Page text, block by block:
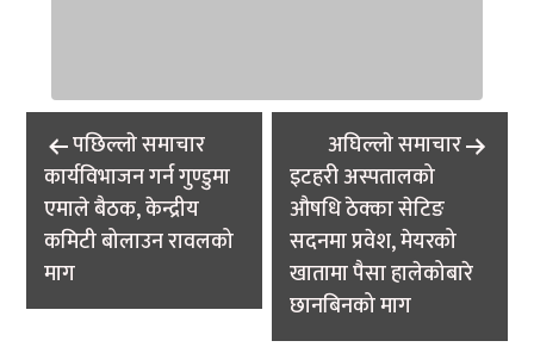
Post
navigation
पछिल्लाे समाचार
कार्यविभाजन गर्न गुण्डुमा
एमाले बैठक, केन्द्रीय
कमिटी बोलाउन रावलको
माग
अघिल्लाे समाचार
इटहरी अस्पतालको
औषधि ठेक्का सेटिङ
सदनमा प्रवेश, मेयरको
खातामा पैसा हालेकोबारे
छानबिनको माग